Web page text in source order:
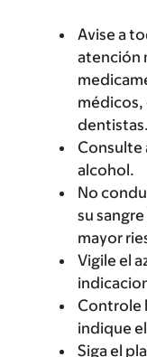
Avise a
atención
médicos,
dentistas.
Consulte
alcohol.
No
su
mayor
Vigile el
Controle
indique
Siga el